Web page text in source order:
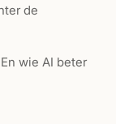
de
wie AI beter